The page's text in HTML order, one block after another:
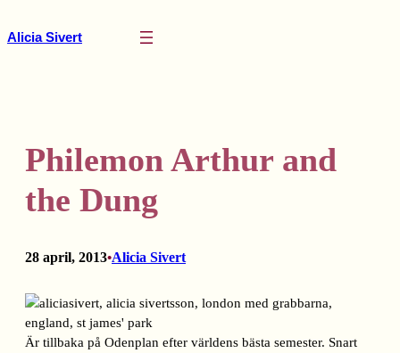
till
Alicia Sivert
Philemon Arthur and
the Dung
28 april, 2013•Alicia Sivert
Är tillbaka på Odenplan efter världens bästa semester. Snart